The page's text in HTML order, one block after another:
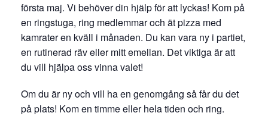
första maj. Vi behöver din hjälp för att lyckas! Kom på
en ringstuga, ring medlemmar och ät pizza med
kamrater en kväll i månaden. Du kan vara ny i partiet,
en rutinerad räv eller mitt emellan. Det viktiga är att
du vill hjälpa oss vinna valet!
Om du är ny och vill ha en genomgång så får du det
på plats! Kom en timme eller hela tiden och ring.